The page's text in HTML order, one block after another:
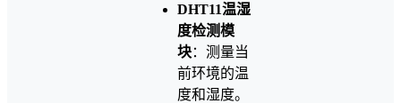
DHT11温湿
度检测模
块：测量当
前环境的温
度和湿度。